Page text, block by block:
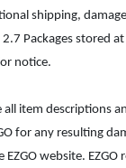
shipping,
Packages stored
notice.
item descriptions
for any resulting
EZGO website.